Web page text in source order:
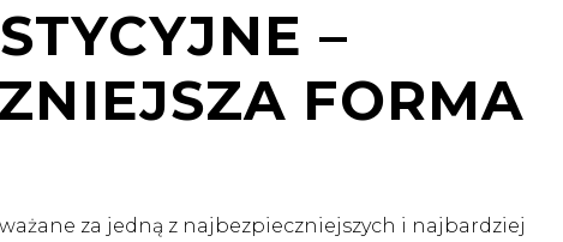
–
FORMA
za jedną z najbezpieczniejszych i najbardziej